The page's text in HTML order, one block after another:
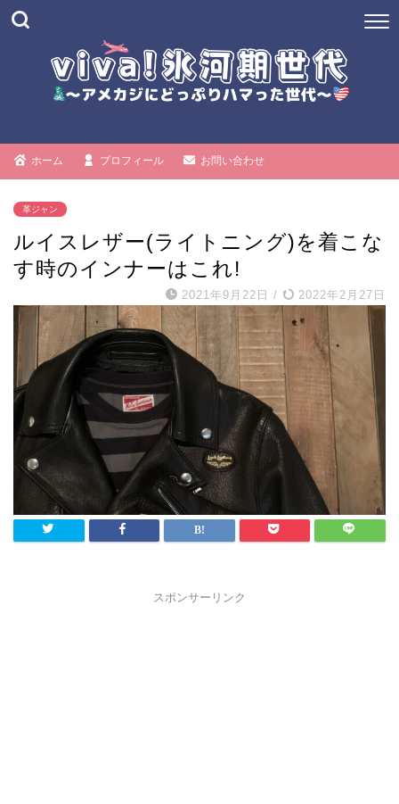
ホーム プロフィール お問い合わせ
革ジャン
ルイスレザー(ライトニング)を着こな
す時のインナーはこれ!
2021年9月22日 / 2022年2月27日
スポンサーリンク